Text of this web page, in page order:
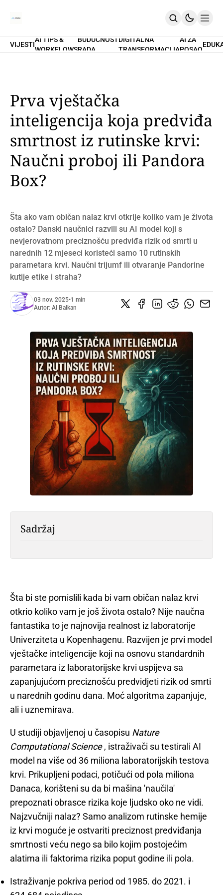
Home
PRETPLATI SE
VIJESTI
AI TIPS &
WORKFLOWS
BUDUĆNOST
RADA
DIGITALNA
TRANSFORMACIJA
AI ZA
POSAO
Prva vještačka
inteligencija koja predviđa
smrtnost iz rutinske krvi:
Naučni proboj ili Pandora
Box?
Šta ako vam običan nalaz krvi otkrije koliko vam je života
ostalo? Danski naučnici razvili su AI model koji s
nevjerovatnom preciznošću predviđa rizik od smrti u
narednih 12 mjeseci koristeći samo 10 rutinskih
parametara krvi. Naučni trijumf ili otvaranje Pandorine
kutije etike i straha?
03 nov. 2025•1 min
Autor: AI Balkan
Sadržaj
Šta bi ste pomislili kada bi vam običan nalaz krvi
otkrio koliko vam je još života ostalo? Nije naučna
fantastika to je najnovija realnost iz laboratorije
Univerziteta u Kopenhagenu. Razvijen je prvi model
vještačke inteligencije koji na osnovu standardnih
parametara iz laboratorijske krvi uspijeva sa
zapanjujućom preciznošću predvidjeti rizik od smrti
u narednih godinu dana. Moć algoritma zapanjuje,
ali i uznemirava.
U studiji objavljenoj u časopisu Nature
Computational Science, istraživači su testirali AI
model na više od 36 miliona laboratorijskih testova
krvi. Prikupljeni podaci, potičući od pola miliona
Danaca, korišteni su da bi mašina 'naučila'
prepoznati obrasce rizika koje ljudsko oko ne vidi.
Najzvučniji nalaz? Samo analizom rutinske hemije
iz krvi moguće je ostvariti preciznost predviđanja
smrtnosti veću nego sa bilo kojim postojećim
alatima ili faktorima rizika poput godine ili pola.
Istraživanje pokriva period od 1985. do 2021. i